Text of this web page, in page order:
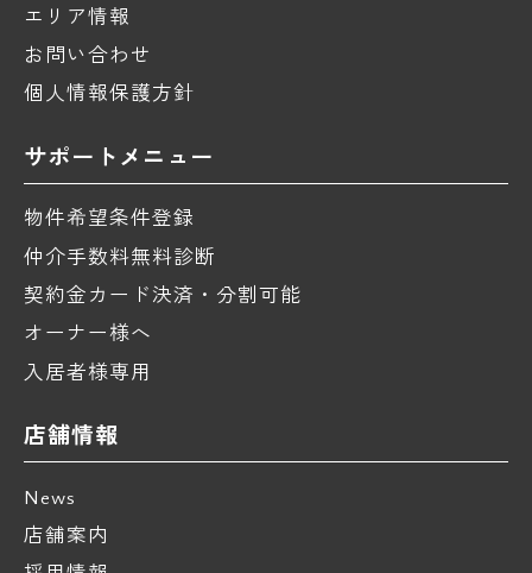
エリア情報
お問い合わせ
個人情報保護方針
サポートメニュー
物件希望条件登録
仲介手数料無料診断
契約金カード決済・分割可能
オーナー様へ
入居者様専用
店舗情報
News
店舗案内